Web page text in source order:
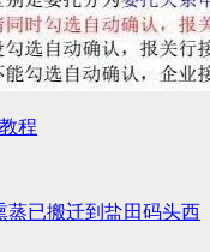
程
蒸已搬迁到盐田码头西